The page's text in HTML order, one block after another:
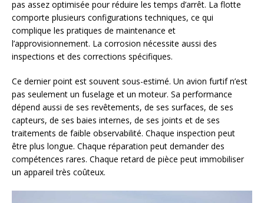
pas assez optimisée pour réduire les temps d’arrêt. La flotte
comporte plusieurs configurations techniques, ce qui
complique les pratiques de maintenance et
l’approvisionnement. La corrosion nécessite aussi des
inspections et des corrections spécifiques.
Ce dernier point est souvent sous-estimé. Un avion furtif n’est
pas seulement un fuselage et un moteur. Sa performance
dépend aussi de ses revêtements, de ses surfaces, de ses
capteurs, de ses baies internes, de ses joints et de ses
traitements de faible observabilité. Chaque inspection peut
être plus longue. Chaque réparation peut demander des
compétences rares. Chaque retard de pièce peut immobiliser
un appareil très coûteux.